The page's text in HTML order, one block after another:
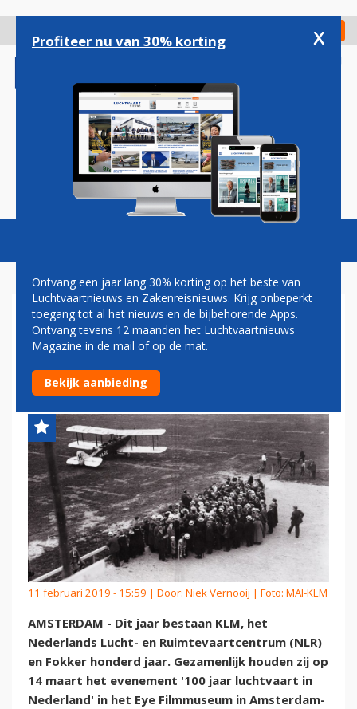
gaan
Check in
Magazine Podcasts Vacatures
KLM, NLR EN FOKKER VIEREN
'100 JAAR LUCHTVAART IN
NEDERLAND'
11 februari 2019 - 15:59 | Door: Niek Vernooij | Foto: MAI-KLM
AMSTERDAM - Dit jaar bestaan KLM, het
Nederlands Lucht- en Ruimtevaartcentrum (NLR)
en Fokker honderd jaar. Gezamenlijk houden zij op
14 maart het evenement '100 jaar luchtvaart in
Nederland' in het Eye Filmmuseum in Amsterdam-
Profiteer nu van 30% korting x
Ontvang een jaar lang 30% korting op het beste van
Luchtvaartnieuws en Zakenreisnieuws. Krijg onbeperkt
toegang tot al het nieuws en de bijbehorende Apps.
Ontvang tevens 12 maanden het Luchtvaartnieuws
Magazine in de mail of op de mat.
Bekijk aanbieding